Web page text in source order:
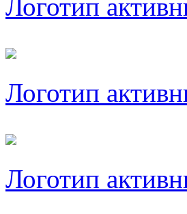
Логотип
Логотип
Логотип